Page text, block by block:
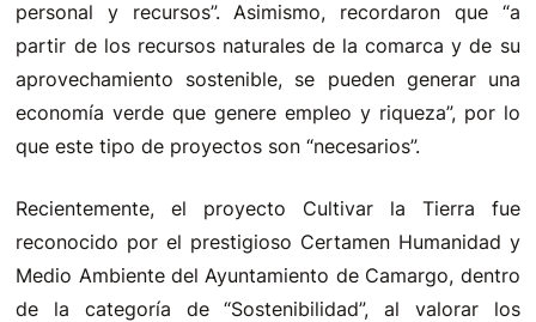
personal y recursos”. Asimismo, recordaron que “a
partir de los recursos naturales de la comarca y de su
aprovechamiento sostenible, se pueden generar una
economía verde que genere empleo y riqueza”, por lo
que este tipo de proyectos son “necesarios”.
Recientemente, el proyecto Cultivar la Tierra fue
reconocido por el prestigioso Certamen Humanidad y
Medio Ambiente del Ayuntamiento de Camargo, dentro
de la categoría de “Sostenibilidad”, al valorar los